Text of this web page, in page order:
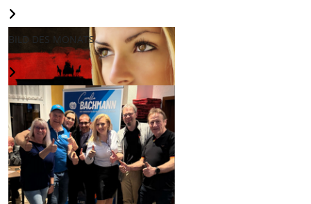
Wir halten an Deutschland
fest...
Weiterlesen...
BILD DES MONATS